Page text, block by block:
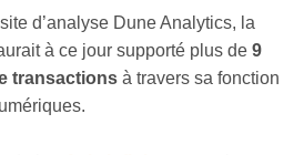
d’analyse Dune Analytics, la
à ce jour supporté plus de 9
transactions à travers sa fonction